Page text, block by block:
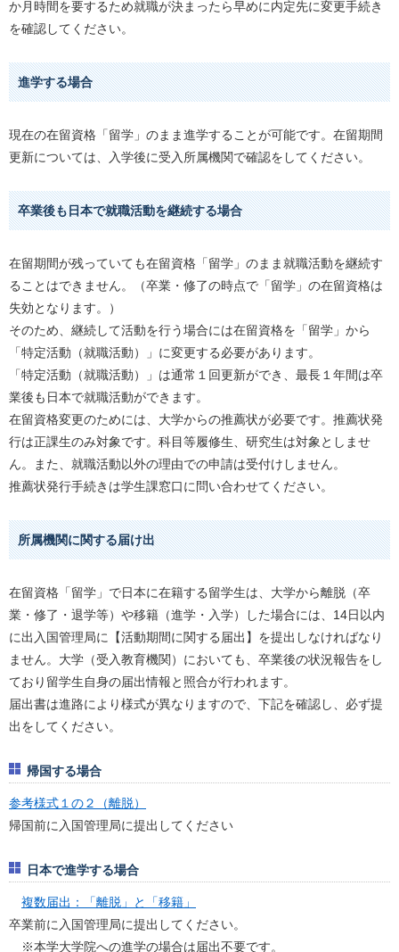
か月時間を要するため就職が決まったら早めに内定先に変更手続き
を確認してください。
進学する場合
現在の在留資格「留学」のまま進学することが可能です。在留期間
更新については、入学後に受入所属機関で確認をしてください。
卒業後も日本で就職活動を継続する場合
在留期間が残っていても在留資格「留学」のまま就職活動を継続す
ることはできません。（卒業・修了の時点で「留学」の在留資格は
失効となります。）
そのため、継続して活動を行う場合には在留資格を「留学」から
「特定活動（就職活動）」に変更する必要があります。
「特定活動（就職活動）」は通常１回更新ができ、最長１年間は卒
業後も日本で就職活動ができます。
在留資格変更のためには、大学からの推薦状が必要です。推薦状発
行は正課生のみ対象です。科目等履修生、研究生は対象としませ
ん。また、就職活動以外の理由での申請は受付けしません。
推薦状発行手続きは学生課窓口に問い合わせてください。
所属機関に関する届け出
在留資格「留学」で日本に在籍する留学生は、大学から離脱（卒
業・修了・退学等）や移籍（進学・入学）した場合には、14日以内
に出入国管理局に【活動期間に関する届出】を提出しなければなり
ません。大学（受入教育機関）においても、卒業後の状況報告をし
ており留学生自身の届出情報と照合が行われます。
届出書は進路により様式が異なりますので、下記を確認し、必ず提
出をしてください。
帰国する場合
参考様式１の２（離脱）
帰国前に入国管理局に提出してください
日本で進学する場合
複数届出：「離脱」と「移籍」
卒業前に入国管理局に提出してください。
※本学大学院への進学の場合は届出不要です。